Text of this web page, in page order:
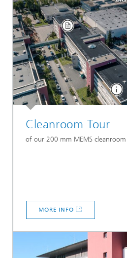
Cleanroom Tour
of our 200 mm MEMS cleanroom
MORE INFO